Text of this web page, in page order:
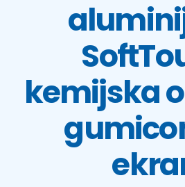
Traži...
Hrvatski
kemijska